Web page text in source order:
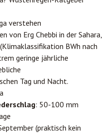
verstehen
von Erg Chebbi in der Sahara,
BWh nach
geringe jährliche
Tag und Nacht.
: 50-100 mm
(praktisch kein